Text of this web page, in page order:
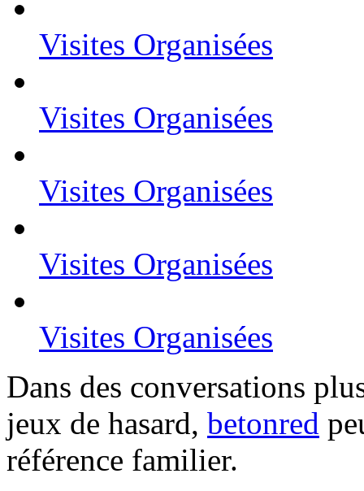
Visites Organisées
Visites Organisées
Visites Organisées
Visites Organisées
Visites Organisées
Dans des conversations
jeux de hasard, betonred
référence familier.